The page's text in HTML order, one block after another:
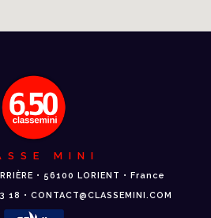
MINI
• 56100 LORIENT • France
• CONTACT@CLASSEMINI.COM